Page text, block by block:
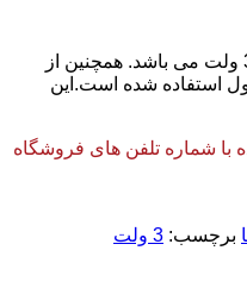
باتری لیتیومی CR-P2 وارتا با ولتاژ 3 ولت می باشد. همچنین از
استفاده شده است.این
شماره تلفن های فروشگاه
برچسب: 3 ولت